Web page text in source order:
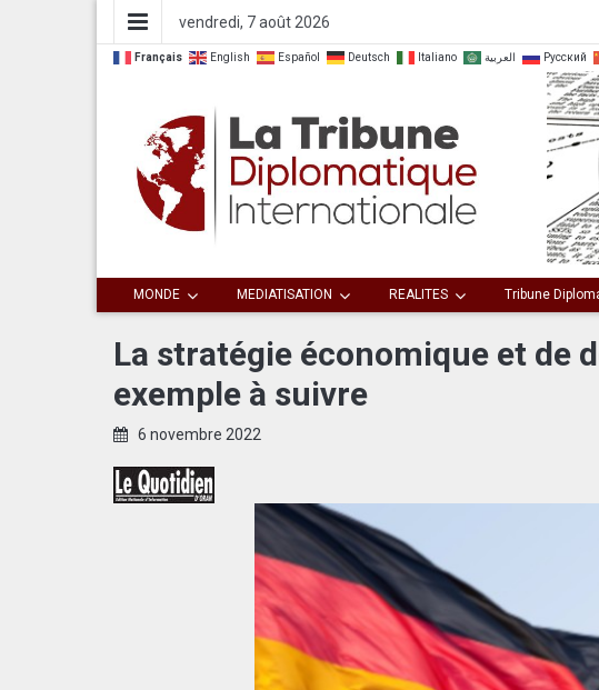
vendredi, 7 août 2026
Français English Español Deutsch Italiano العربية Русский
La Tribune
Diplomatique
Internationale
MONDE MEDIATISATION REALITES Tribune
La stratégie économique et de
exemple à suivre
6 novembre 2022